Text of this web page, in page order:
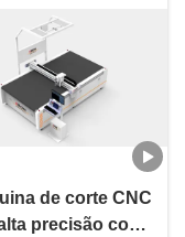
de corte CNC
precisão com